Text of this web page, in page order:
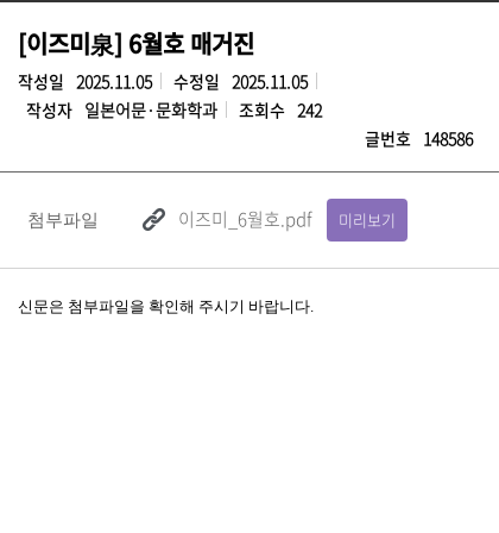
[이즈미泉] 6월호 매거진
작성일 2025.11.05 수정일 2025.11.05
작성자 일본어문·문화학과 조회수 242
글번호 148586
첨부파일 이즈미_6월호.pdf 미리보기
신문은 첨부파일을 확인해 주시기 바랍니다.